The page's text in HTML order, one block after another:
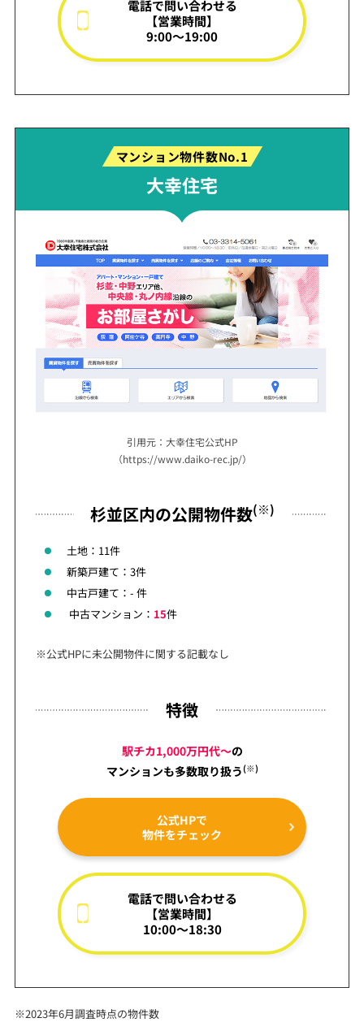
電話で問い合わせる
【営業時間】
9:00～19:00
マンション物件数No.1
大幸住宅
引用元：大幸住宅公式HP
（https://www.daiko-rec.jp/）
杉並区内の公開物件数(※)
土地：11件
新築戸建て：3件
中古戸建て：- 件
中古マンション： 15件
※公式HPに未公開物件に関する記載なし
特徴
駅チカ1,000万円代～の
マンションも多数取り扱う (※)
公式HPで
物件をチェック
電話で問い合わせる
【営業時間】
10:00～18:30
※2023年6月調査時点の物件数